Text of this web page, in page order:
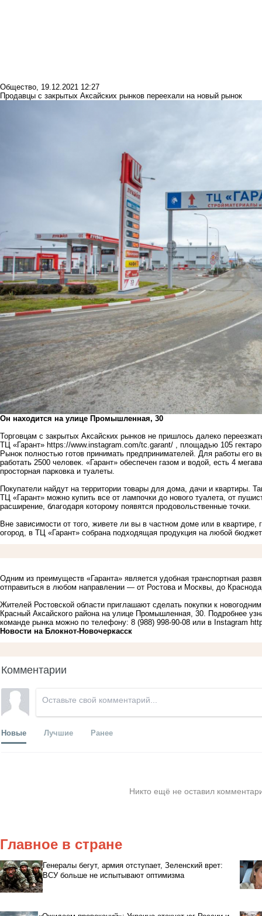
Общество, 19.12.2021 12:27
Продавцы с закрытых Аксайских рынков переехали на новый рынок
Он находится на улице Промышленная, 30
Торговцам с закрытых Аксайских рынков не пришлось далеко
ТЦ «Гарант» https://www.instagram.com/tc.garant/ , площадью 105
Рынок полностью готов принимать предпринимателей. Для работы
работать 2500 человек. «Гарант» обеспечен газом и водой, есть 4
просторная парковка и туалеты.
Покупатели найдут на территории товары для дома, дачи и квартиры.
ТЦ «Гарант» можно купить все от лампочки до нового туалета, от
расширение, благодаря которому появятся продовольственные точки.
Вне зависимости от того, живете ли вы в частном доме или в квартире,
огород, в ТЦ «Гарант» собрана подходящая продукция на любой
Одним из преимуществ «Гаранта» является удобная транспортная
отправиться в любом направлении — от Ростова и Москвы, до
Жителей Ростовской области приглашают сделать покупки к
Красный Аксайского района на улице Промышленная, 30. Подробнее
команде рынка можно по телефону: 8 (988) 998-90-08 или в Instagram
Новости на Блoкнoт-Новочеркасск
Комментарии
Новые Лучшие Ранее
Никто ещё не оставил
Главное в стране
Генералы бегут, армия отступает, Зеленский врет:
ВСУ больше не испытывают оптимизма